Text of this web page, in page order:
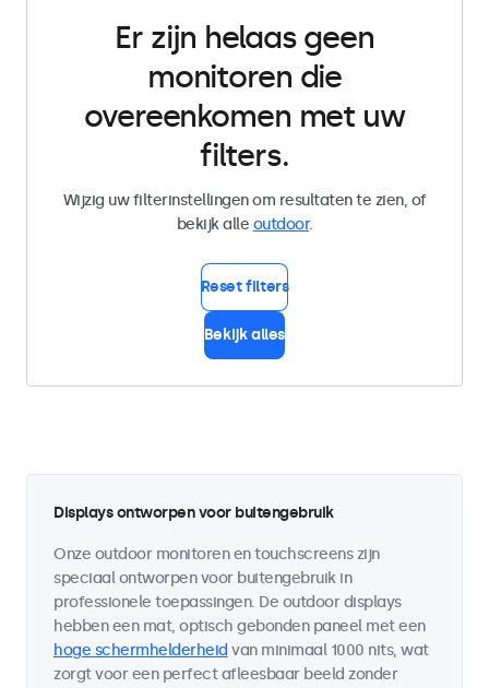
Er zijn helaas geen
monitoren die
overeenkomen met uw
filters.
Wijzig uw filterinstellingen om resultaten te zien, of
bekijk alle outdoor.
Reset filters
Bekijk alles
Displays ontworpen voor buitengebruik
Onze outdoor monitoren en touchscreens zijn
speciaal ontworpen voor buitengebruik in
professionele toepassingen. De outdoor displays
hebben een mat, optisch gebonden paneel met een
hoge schermhelderheid van minimaal 1000 nits, wat
zorgt voor een perfect afleesbaar beeld zonder